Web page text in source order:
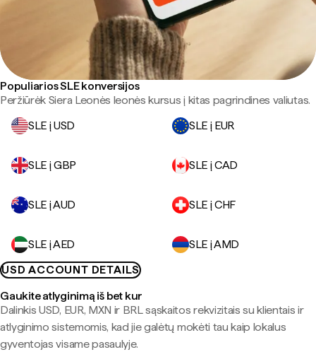
Populiarios SLE konversijos
Peržiūrėk Siera Leonės leonės kursus į kitas pagrindines valiutas.
SLE į USD
SLE į EUR
SLE į GBP SLE į CAD
SLE į AUD SLE į CHF
SLE į AED
SLE į AMD
USD ACCOUNT DETAILS
Gaukite atlyginimą iš bet kur
Dalinkis USD, EUR, MXN ir BRL sąskaitos rekvizitais su klientais ir
atlyginimo sistemomis, kad jie galėtų mokėti tau kaip lokalus
gyventojas visame pasaulyje.